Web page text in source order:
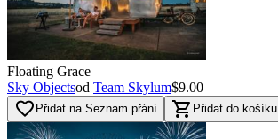
Floating Grace
Sky Objectsod Team Skylum$9.00
favorite_border Přidat na Seznam přání shopping_cart Přidat do košíku